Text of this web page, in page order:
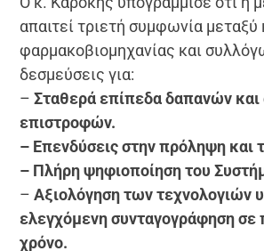
απαιτεί τριετή συμφωνία
φαρμακοβιομηχανίας και
δεσμεύσεις για:
–Σταθερά επίπεδα δαπανών και
επιστροφών.
– Επενδύσεις στην πρόληψη και
– Πλήρη ψηφιοποίηση του
–Αξιολόγηση των τεχνολογιών
ελεγχόμενη συνταγογράφηση σε
χρόνο.